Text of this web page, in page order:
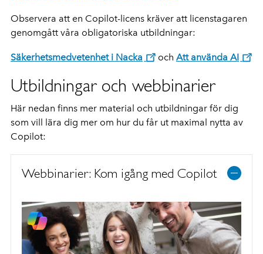
Observera att en Copilot-licens kräver att licenstagaren
genomgått våra obligatoriska utbildningar:
Säkerhetsmedvetenhet i Nacka och ­ Att använda AI
Utbildningar och webbinarier
Här nedan finns mer material och utbildningar för dig
som vill lära dig mer om hur du får ut maximal nytta av
Copilot:
Webbinarier: Kom igång med Copilot